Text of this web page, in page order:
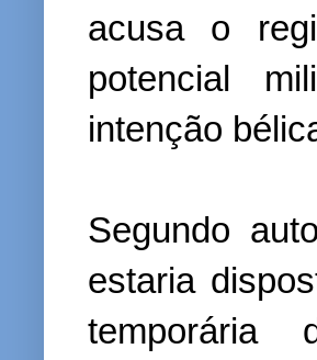
acusa o
potencial
intenção
Segundo
estaria